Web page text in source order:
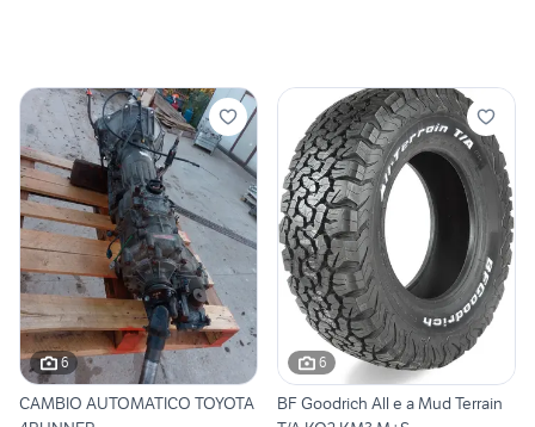
6
CAMBIO AUTOMATICO TOYOTA
6
BF Goodrich All e a Mud Terrain